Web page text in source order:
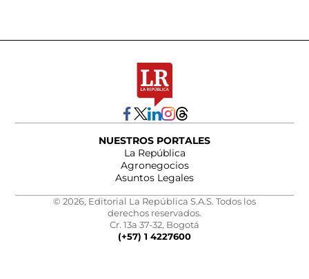
NUESTROS PORTALES
La República
Agronegocios
Asuntos Legales
© 2026, Editorial La República S.A.S. Todos los
derechos reservados.
Cr. 13a 37-32, Bogotá
(+57) 1 4227600